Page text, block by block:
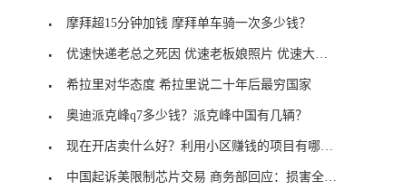
摩拜超15分钟加钱 摩拜单车骑一次多少钱？
优速快递老总之死因 优速老板娘照片 优速大面积退
希拉里对华态度 希拉里说二十年后最穷国家
奥迪派克峰q7多少钱？派克峰中国有几辆？
现在开店卖什么好？利用小区赚钱的项目有哪些？
中国起诉美限制芯片交易 商务部回应：损害全球和平